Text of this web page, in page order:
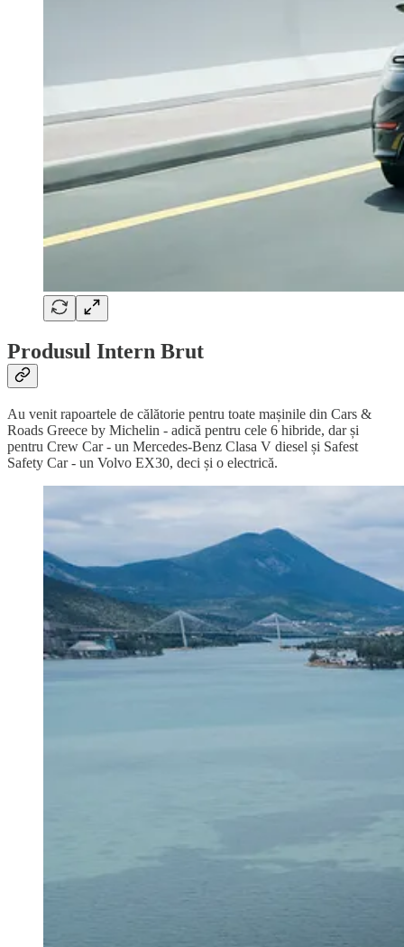
Produsul Intern Brut
Au venit rapoartele de călătorie pentru toate mașinile din Cars &
Roads Greece by Michelin - adică pentru cele 6 hibride, dar și
pentru Crew Car - un Mercedes-Benz Clasa V diesel și Safest
Safety Car - un Volvo EX30, deci și o electrică.